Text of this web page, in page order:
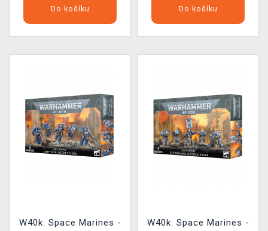
Do košíku Do košíku
W40k: Space Marines -
W40k: Space Marines -